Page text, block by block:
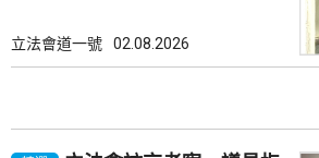
立法會道一號 02.08.2026